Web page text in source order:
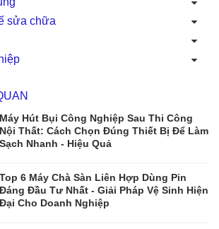
sửa chữa
Máy Hút Bụi Công Nghiệp Sau Thi Công
Nội Thất: Cách Chọn Đúng Thiết Bị Để Làm
Sạch Nhanh - Hiệu Quả
Top 6 Máy Chà Sàn Liên Hợp Dùng Pin
Đáng Đầu Tư Nhất - Giải Pháp Vệ Sinh Hiện
Đại Cho Doanh Nghiệp